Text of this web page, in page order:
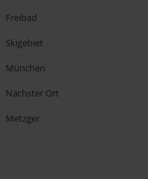
Freibad
Skigebiet
München
Nächster Ort
Metzger